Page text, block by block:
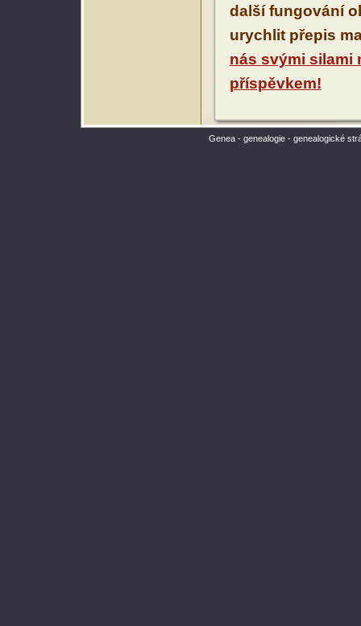
další fungování
urychlit přepis
nás svými silami
příspěvkem!
Genea - genealogie - genealogické